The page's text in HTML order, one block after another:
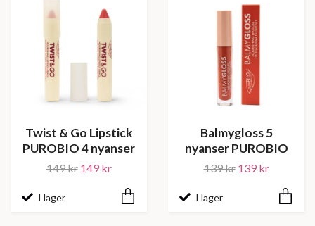
Twist & Go Lipstick
PUROBIO 4 nyanser
149 kr 149 kr
I lager
Balmygloss 5
nyanser PUROBIO
139 kr 139 kr
I lager